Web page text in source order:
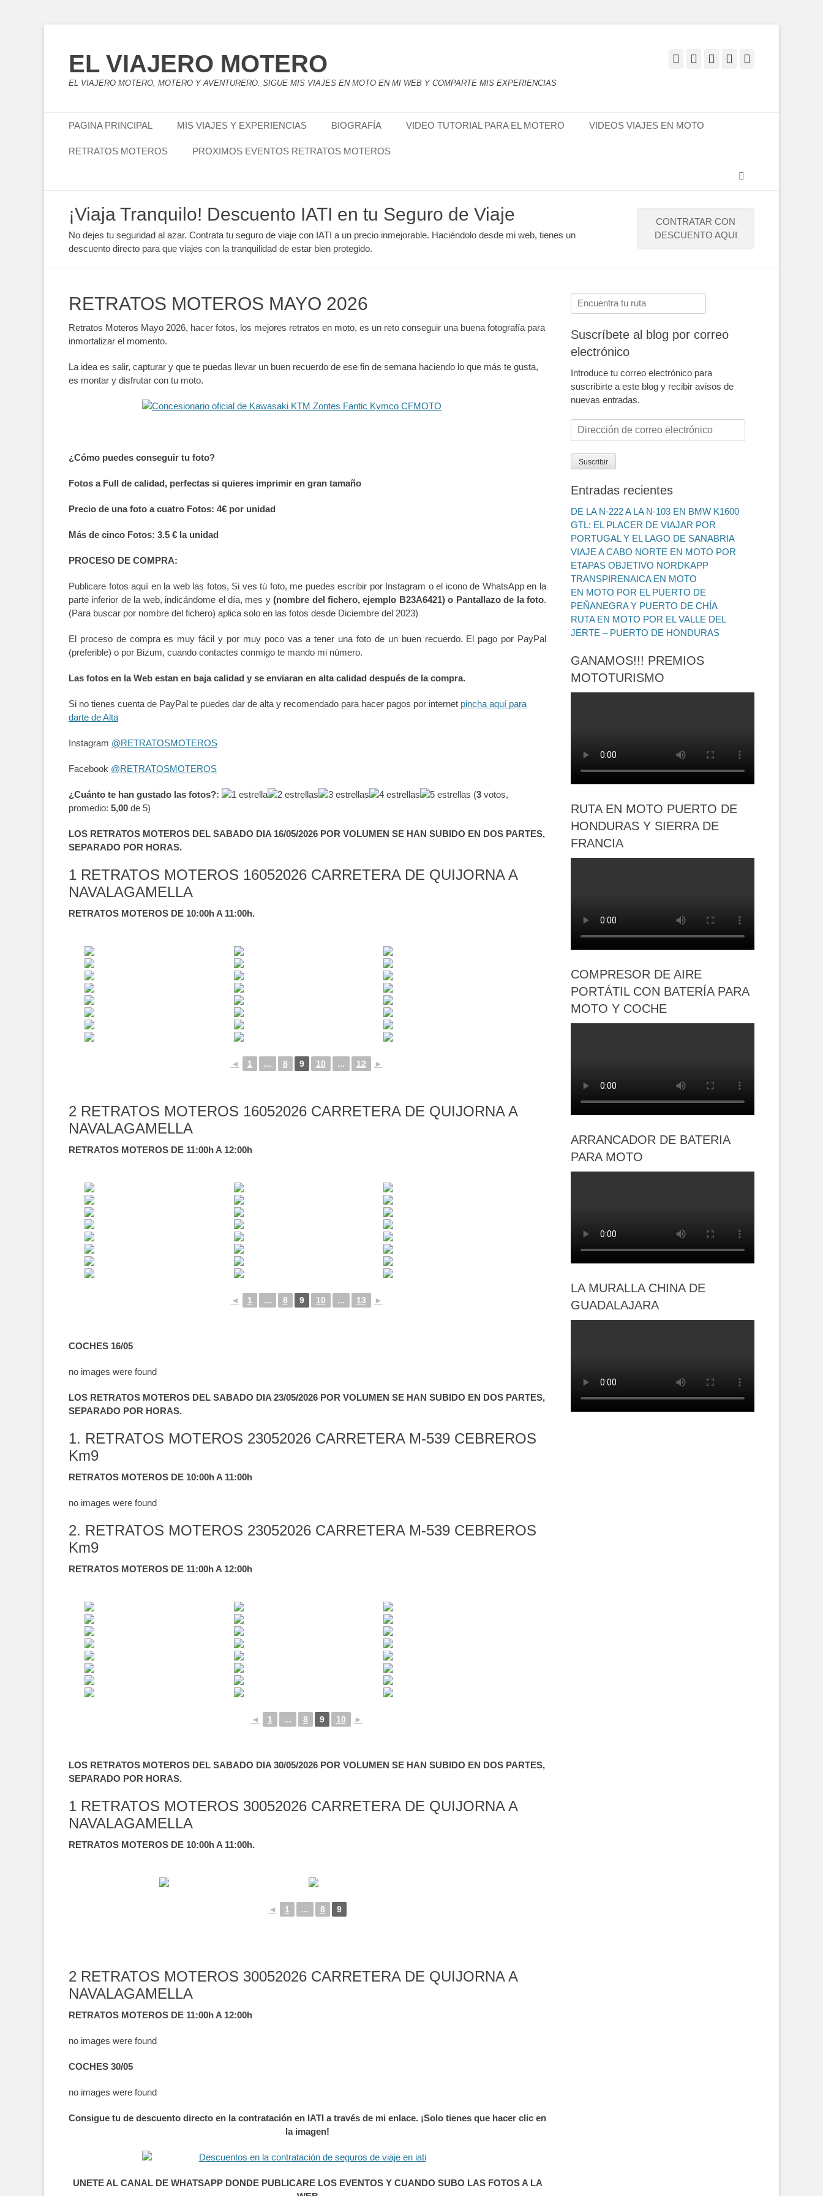
EL VIAJERO MOTERO
EL VIAJERO MOTERO, MOTERO Y AVENTURERO. SIGUE MIS VIAJES EN MOTO EN MI WEB Y COMPARTE MIS EXPERIENCIAS
Facebook
Twitter
FlickrYouTube
Menú principal
contenido
PAGINA PRINCIPAL MIS VIAJES Y EXPERIENCIAS BIOGRAFÍA VIDEO TUTORIAL PARA EL MOTERO VIDEOS VIAJES EN MOTO
RETRATOS MOTEROS
PROXIMOS EVENTOS RETRATOS MOTEROS
contenido
¡Viaja Tranquilo! Descuento IATI en tu Seguro de Viaje
No dejes tu seguridad al azar. Contrata tu seguro de viaje con IATI a un precio inmejorable. Haciéndolo desde mi web, tienes un
descuento directo para que viajes con la tranquilidad de estar bien protegido.
CONTRATAR CON
DESCUENTO AQUI
RETRATOS MOTEROS MAYO 2026
Retratos Moteros Mayo 2026, hacer fotos, los mejores retratos en moto, es un reto conseguir una buena fotografía para
inmortalizar el momento.
La idea es salir, capturar y que te puedas llevar un buen recuerdo de ese fin de semana haciendo lo que más te gusta,
es montar y disfrutar con tu moto.
¿Cómo puedes conseguir tu foto?
Fotos a Full de calidad, perfectas si quieres imprimir en gran tamaño
Precio de una foto a cuatro Fotos: 4€ por unidad
Más de cinco Fotos: 3.5 € la unidad
PROCESO DE COMPRA:
Publicare fotos aquí en la web las fotos, Si ves tú foto, me puedes escribir por Instagram o el icono de WhatsApp en la
parte inferior de la web, indicándome el día, mes y(nombre del fichero, ejemplo B23A6421) o Pantallazo de la foto.
(Para buscar por nombre del fichero) aplica solo en las fotos desde Diciembre del 2023)
El proceso de compra es muy fácil y por muy poco vas a tener una foto de un buen recuerdo. El pago por PayPal
(preferible) o por Bizum, cuando contactes conmigo te mando mi número.
Las fotos en la Web estan en baja calidad y se enviaran en alta calidad después de la compra.
Si no tienes cuenta de PayPal te puedes dar de alta y recomendado para hacer pagos por internet pincha aquí para
darte de Alta
Instagram @RETRATOSMOTEROS
Facebook @RETRATOSMOTEROS
¿Cuánto te han gustado las fotos?: (3 votos,
promedio: 5,00 de 5)
LOS RETRATOS MOTEROS DEL SABADO DIA 16/05/2026 POR VOLUMEN SE HAN SUBIDO EN DOS PARTES,
SEPARADO POR HORAS.
1 RETRATOS MOTEROS 16052026 CARRETERA DE QUIJORNA A
NAVALAGAMELLA
RETRATOS MOTEROS DE 10:00h A 11:00h.
◄ 1 ... 8 9 10 ... 12 ►
2 RETRATOS MOTEROS 16052026 CARRETERA DE QUIJORNA A
NAVALAGAMELLA
RETRATOS MOTEROS DE 11:00h A 12:00h
◄ 1 ... 8 9 10 ... 13 ►
COCHES 16/05
no images were found
LOS RETRATOS MOTEROS DEL SABADO DIA 23/05/2026 POR VOLUMEN SE HAN SUBIDO EN DOS PARTES,
SEPARADO POR HORAS.
1. RETRATOS MOTEROS 23052026 CARRETERA M-539 CEBREROS
Km9
RETRATOS MOTEROS DE 10:00h A 11:00h
no images were found
2. RETRATOS MOTEROS 23052026 CARRETERA M-539 CEBREROS
Km9
RETRATOS MOTEROS DE 11:00h A 12:00h
◄ 1 ... 8 9 10 ►
LOS RETRATOS MOTEROS DEL SABADO DIA 30/05/2026 POR VOLUMEN SE HAN SUBIDO EN DOS PARTES,
SEPARADO POR HORAS.
1 RETRATOS MOTEROS 30052026 CARRETERA DE QUIJORNA A
NAVALAGAMELLA
RETRATOS MOTEROS DE 10:00h A 11:00h.
◄ 1 ... 8 9
2 RETRATOS MOTEROS 30052026 CARRETERA DE QUIJORNA A
NAVALAGAMELLA
RETRATOS MOTEROS DE 11:00h A 12:00h
no images were found
COCHES 30/05
no images were found
Consigue tu de descuento directo en la contratación en IATI a través de mi enlace. ¡Solo tienes que hacer clic en
la imagen!
UNETE AL CANAL DE WHATSAPP DONDE PUBLICARE LOS EVENTOS Y CUANDO SUBO LAS FOTOS A LA
Buscar:
Suscríbete al blog por correo
electrónico
Introduce tu correo electrónico para
suscribirte a este blog y recibir avisos de
nuevas entradas.
Dirección
de
correo
electrónico
Suscribir
Entradas recientes
DE LA N-222 A LA N-103 EN BMW K1600
GTL: EL PLACER DE VIAJAR POR
PORTUGAL Y EL LAGO DE SANABRIA
VIAJE A CABO NORTE EN MOTO POR
ETAPAS OBJETIVO NORDKAPP
TRANSPIRENAICA EN MOTO
EN MOTO POR EL PUERTO DE
PEÑANEGRA Y PUERTO DE CHÍA
RUTA EN MOTO POR EL VALLE DEL
JERTE – PUERTO DE HONDURAS
GANAMOS!!! PREMIOS
MOTOTURISMO
RUTA EN MOTO PUERTO DE
HONDURAS Y SIERRA DE
FRANCIA
COMPRESOR DE AIRE
PORTÁTIL CON BATERÍA PARA
MOTO Y COCHE
ARRANCADOR DE BATERIA
PARA MOTO
LA MURALLA CHINA DE
GUADALAJARA